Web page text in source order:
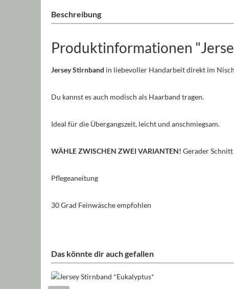
Beschreibung
Produktinformationen
Jersey Stirnband in liebevoller Handarbeit direkt im
Du kannst es auch modisch als Haarband tragen.
Ideal für die Übergangszeit, leicht und anschmiegsam.
WÄHLE ZWISCHEN ZWEI VARIANTEN! Gerader
Pflegeaneitung
30 Grad Feinwäsche empfohlen
Das könnte dir auch gefallen
Produktgalerie überspringen